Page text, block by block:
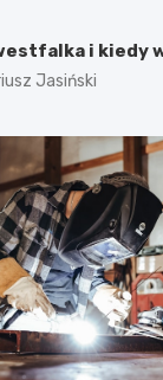
i kiedy
Jasiński